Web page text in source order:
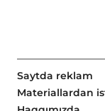
Saytda reklam
Materiallardan